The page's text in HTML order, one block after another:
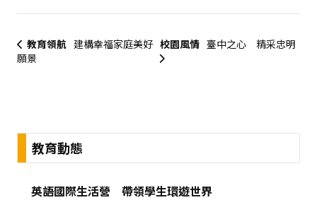
教育領航 建構幸福家庭美好
願景
校園風情 臺中之心 精采忠明
:::教育動態
英語國際生活營 帶領學生環遊世界